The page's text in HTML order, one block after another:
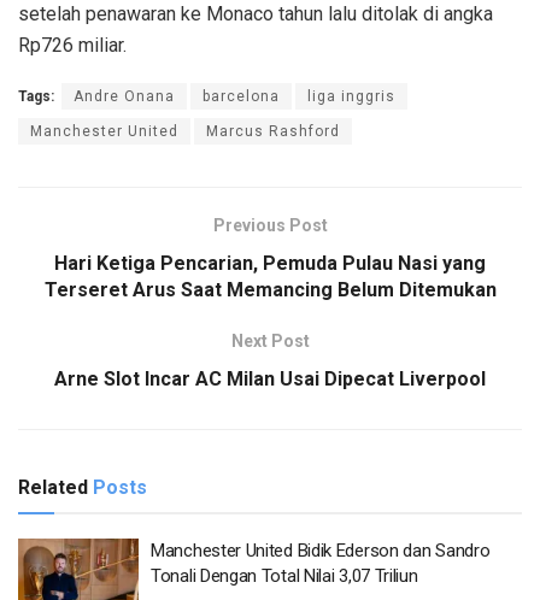
setelah penawaran ke Monaco tahun lalu ditolak di angka
Rp726 miliar.
Tags: Andre Onana barcelona liga inggris
Manchester United Marcus Rashford
Previous Post
Hari Ketiga Pencarian, Pemuda Pulau Nasi yang
Terseret Arus Saat Memancing Belum Ditemukan
Next Post
Arne Slot Incar AC Milan Usai Dipecat Liverpool
Related Posts
Manchester United Bidik Ederson dan Sandro
Tonali Dengan Total Nilai 3,07 Triliun